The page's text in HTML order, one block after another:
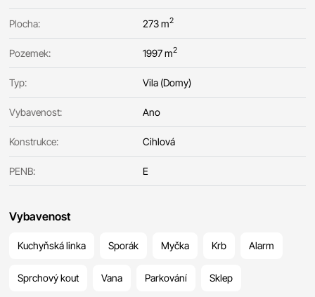
Plocha: 273 m2
Pozemek: 1997 m2
Typ: Vila (Domy)
Vybavenost: Ano
Konstrukce: Cihlová
PENB: E
Vybavenost
Kuchyňská linka Sporák Myčka Krb Alarm
Sprchový kout Vana Parkování Sklep